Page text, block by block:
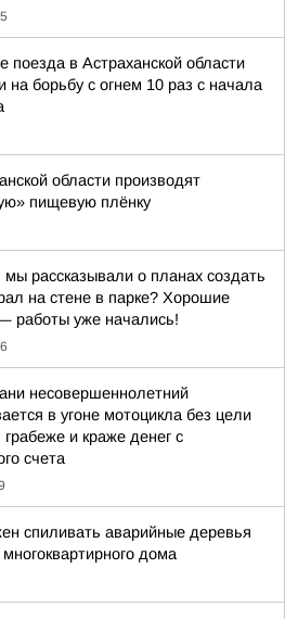
поезда в Астраханской области
на борьбу с огнем 10 раз с начала
области производят
пищевую плёнку
рассказывали о планах создать
на стене в парке? Хорошие
работы уже начались!
несовершеннолетний
в угоне мотоцикла без цели
и краже денег с
счета
спиливать аварийные деревья
дома